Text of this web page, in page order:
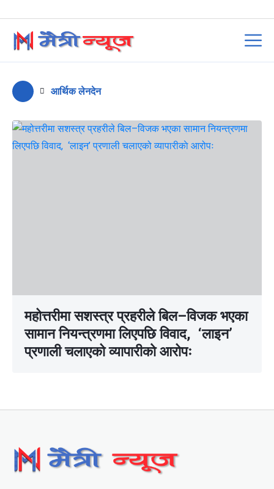
आर्थिक लेनदेन
महोत्तरीमा सशस्त्र प्रहरीले बिल–विजक भएका
सामान नियन्त्रणमा लिएपछि विवाद, ‘लाइन’
प्रणाली चलाएको व्यापारीकाे आरोपः